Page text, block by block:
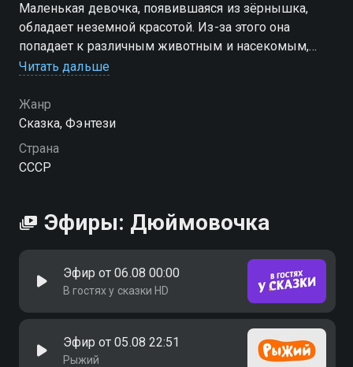
Маленькая девочка, появившаяся из зёрнышка,
обладает неземной красотой. Из-за этого она
попадает к различным животным и насекомым,
которые постоянно хотят жениться на ней. Когда
счастливой
Читать дальше
Жанр
Сказка, Фэнтези
Страна
СССР
Эфиры: Дюймовочка
Эфир от 06.08 00:00
В гостях у сказки HD
Эфир от 05.08 22:51
Рыжий